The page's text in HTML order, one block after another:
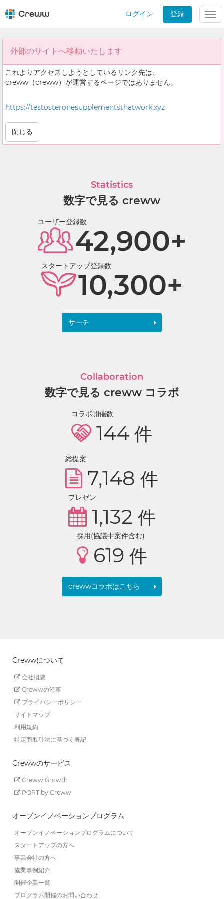
ログイン 登録
外部のサイトへ移動いたします
これよりアクセスしようとしているリンク先は、
creww（creww）が運営するページではありません。
https://testosteronesupplementsthatwork.xyz
閉じる
Statistics
数字で見る creww
ユーザー登録数
42,900+
スタートアップ登録数
10,300+
サーチ
Collaboration
数字で見る creww コラボ
コラボ開催数
144 件
総提案
7,148 件
プレゼン
1,132 件
採用(協議中案件含む)
619 件
crewwコラボはこちら
Crewwについて
会社概要
Crewwの沿革
プライバシーポリシー
サイトマップ
利用規約
特定商取引法に基づく表記
Crewwのサービス
Creww Growth
PORT by Creww
オープンイノベーションプログラム
オープンイノベーションプログラムについて
スタートアップの方へ
事業会社の方へ
協業事例紹介
開催企業一覧
プログラム開催のお問い合わせ